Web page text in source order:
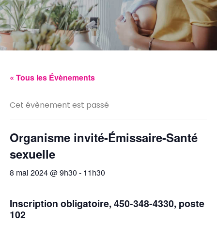
« Tous les Évènements
Cet évènement est passé
Organisme invité-Émissaire-Santé
sexuelle
8 mai 2024 @ 9h30 - 11h30
Inscription obligatoire, 450-348-4330, poste
102